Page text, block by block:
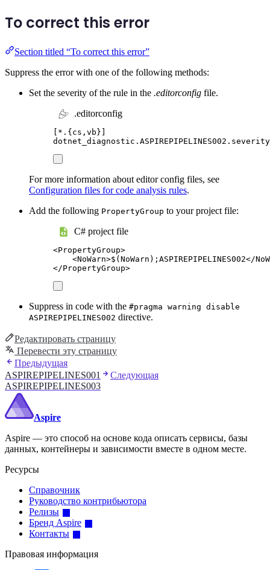
To correct this error
Section titled “To correct this error”
Suppress the error with one of the following methods:
Set the severity of the rule in the .editorconfig file.
.editorconfig
*.{cs,vb}
dotnet_diagnostic.ASPIREPIPELINES002.severity
For more information about editor config files, see
Configuration files for code analysis rules.
Add the following PropertyGroup to your project file:
C# project file
<PropertyGroup>
<NoWarn>$(NoWarn);ASPIREPIPELINES002</
</PropertyGroup>
Suppress in code with the #pragma warning disable
ASPIREPIPELINES002 directive.
Редактировать страницу
Перевести эту страницу
Предыдущая
ASPIREPIPELINES001
Следующая
ASPIREPIPELINES003
Aspire
Aspire — это способ на основе кода описать сервисы, базы
данных, контейнеры и зависимости вместе в одном месте.
Ресурсы
Справочник
Руководство контрибьютора
Релизы
Бренд Aspire
Контакты
Правовая информация